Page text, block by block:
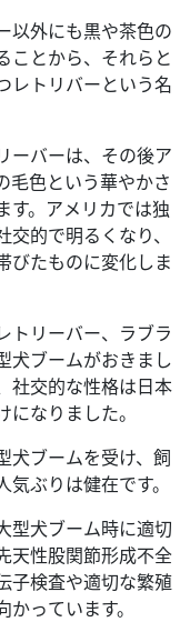
以外にも黒や茶色の
ことから、それらと
レトリバーという名
ーバーは、その後ア
毛色という華やかさ
す。アメリカでは独
的で明るくなり、
びたものに変化しま
トリーバー、ラブラ
犬ブームがおきまし
社交的な性格は日本
なりました。
犬ブームを受け、飼
ぶりは健在です。
型犬ブーム時に適切
天性股関節形成不全
子検査や適切な繁殖
っています。